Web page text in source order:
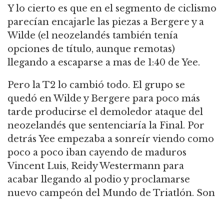
Y lo cierto es que en el segmento de ciclismo
parecían encajarle las piezas a Bergere y a
Wilde (el neozelandés también tenía
opciones de título, aunque remotas)
llegando a escaparse a mas de 1:40 de Yee.
Pero la T2 lo cambió todo. El grupo se
quedó en Wilde y Bergere para poco más
tarde producirse el demoledor ataque del
neozelandés que sentenciaría la Final. Por
detrás Yee empezaba a sonreír viendo como
poco a poco iban cayendo de maduros
Vincent Luis, ReidyWestermann para
acabar llegando al podio yproclamarse
nuevo campeón del Mundo de Triatlón. Son